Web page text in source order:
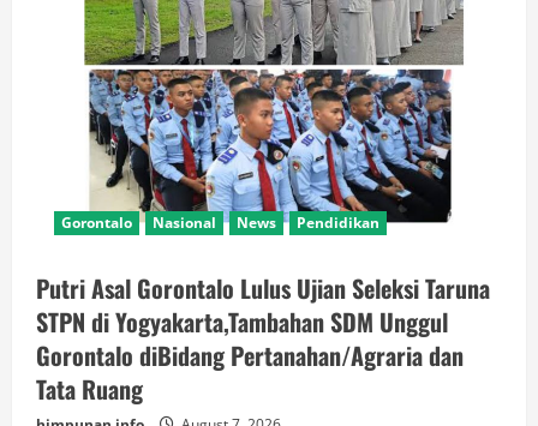
Gorontalo Nasional News Pendidikan
Putri Asal Gorontalo Lulus Ujian Seleksi Taruna
STPN di Yogyakarta,Tambahan SDM Unggul
Gorontalo diBidang Pertanahan/Agraria dan
Tata Ruang